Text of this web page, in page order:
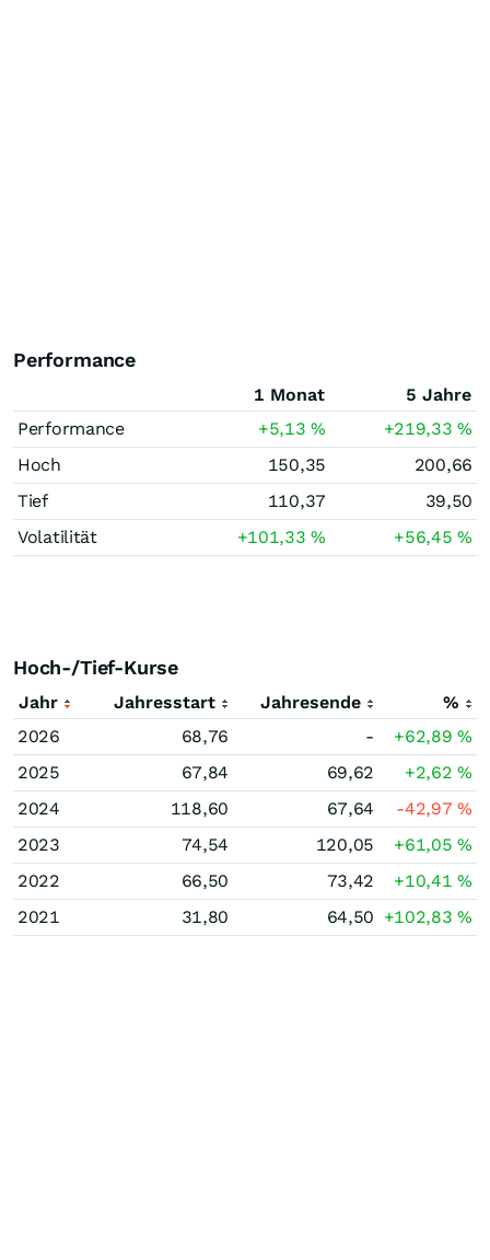
Performance
1 Monat
5 Jahre
Performance
+5,13% +219,33%
Hoch
150,35
200,66
Tief
110,37
39,50
Volatilität
+101,33% +56,45%
Hoch-/Tief-Kurse
Jahr Jahresstart Jahresende
%
2026
68,76 - +62,89%
2025
67,84 69,62 +2,62%
2024
118,60 67,64 -42,97%
2023
74,54 120,05 +61,05%
2022
66,50 73,42 +10,41%
2021
31,80 64,50 +102,83%